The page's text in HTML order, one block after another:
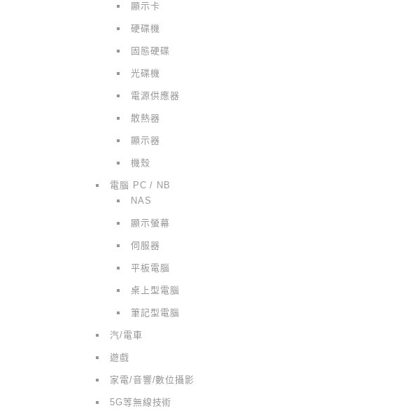
顯示卡
硬碟機
固態硬碟
光碟機
電源供應器
散熱器
顯示器
機殼
電腦 PC / NB
NAS
顯示螢幕
伺服器
平板電腦
桌上型電腦
筆記型電腦
汽/電車
遊戲
家電/音響/數位攝影
5G等無線技術